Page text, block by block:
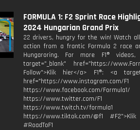
FORMULA 1: F2 Sprint Race
2024 Hungarian Grand Prix
22 drivers, hungry for the win! Watch
action from a frantic Formula 2 race
Hungaroring. For more F1®
target="_blank" href="https://
Follow">Klik hier</a> F1®: <a
href="https://www.instagram.com/F1
https://www.facebook.com/Formula1/
https://www.twitter.com/F1
https://www.twitch.tv/formula1
https://www.tiktok.com/@f1
#RoadToF1